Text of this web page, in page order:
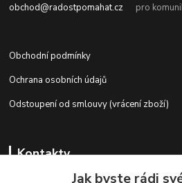
obchod@radostpomahat.cz pro
Obchodní podmínky
Ochrana osobních údajů
Odstoupení od smlouvy (vrácení zboží)
Kontakty
Jak byste rádi